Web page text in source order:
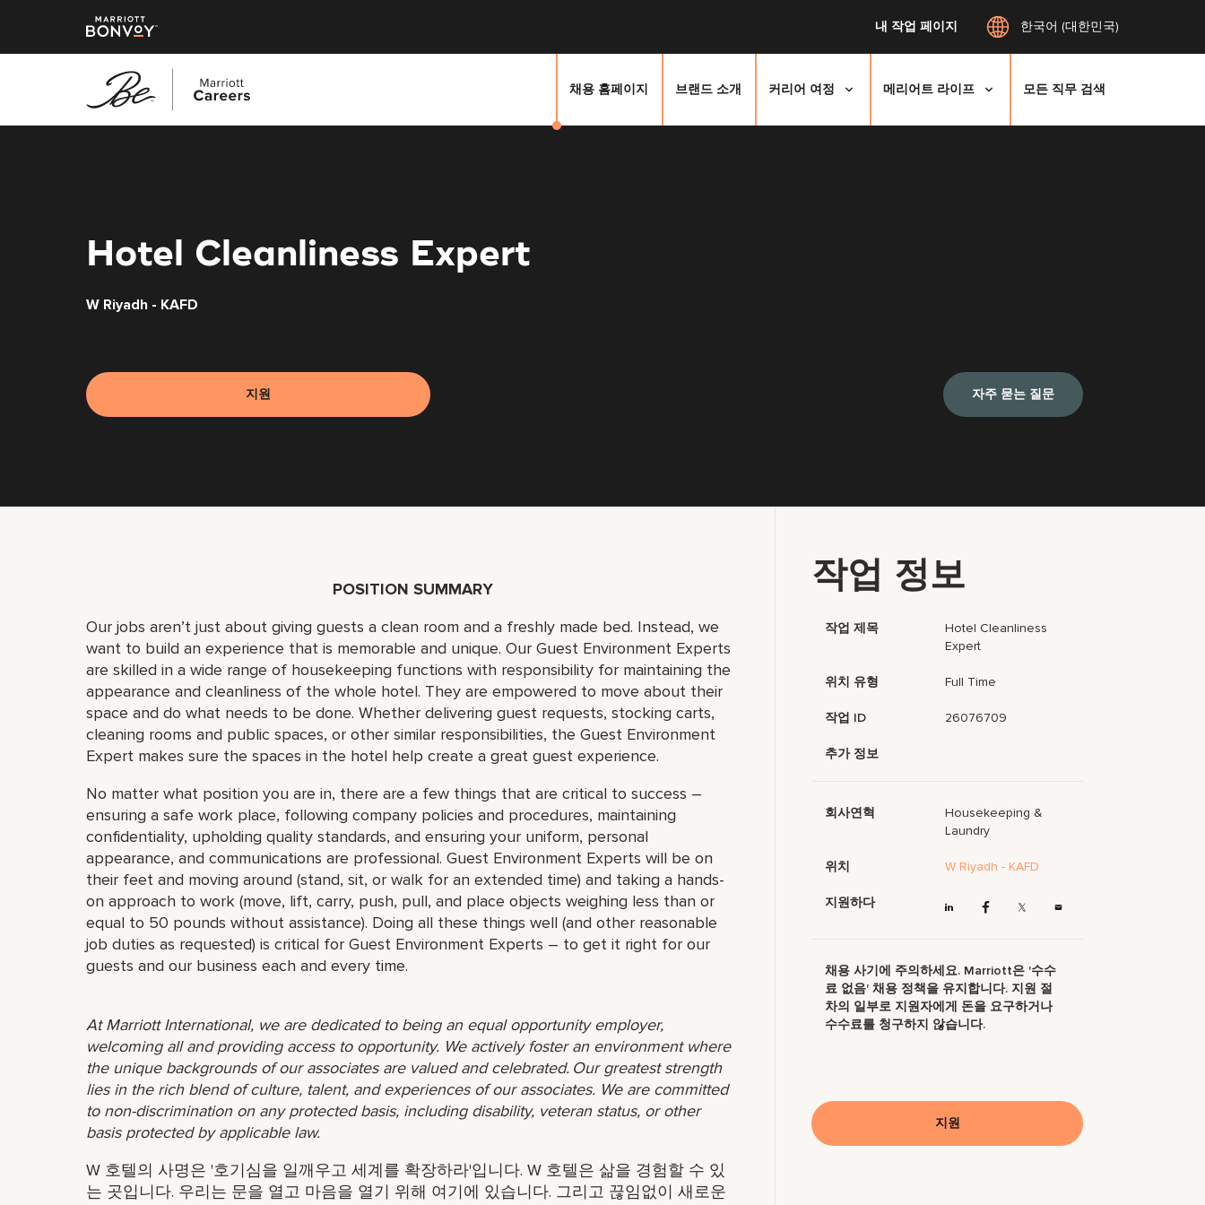
내 작업 페이지 한국어 (대한민국)
채용 홈페이지 브랜드 소개 커리어 여정 메리어트 라이프 모든 직무 검색
Hotel Cleanliness Expert
W Riyadh - KAFD
지원 자주 묻는 질문
POSITION SUMMARY
Our jobs aren’t just about giving guests a clean room and a freshly made bed. Instead, we
want to build an experience that is memorable and unique. Our Guest Environment Experts
are skilled in a wide range of housekeeping functions with responsibility for maintaining the
appearance and cleanliness of the whole hotel. They are empowered to move about their
space and do what needs to be done. Whether delivering guest requests, stocking carts,
cleaning rooms and public spaces, or other similar responsibilities, the Guest Environment
Expert makes sure the spaces in the hotel help create a great guest experience.
No matter what position you are in, there are a few things that are critical to success –
ensuring a safe work place, following company policies and procedures, maintaining
confidentiality, upholding quality standards, and ensuring your uniform, personal
appearance, and communications are professional. Guest Environment Experts will be on
their feet and moving around (stand, sit, or walk for an extended time) and taking a hands-
on approach to work (move, lift, carry, push, pull, and place objects weighing less than or
equal to 50 pounds without assistance). Doing all these things well (and other reasonable
job duties as requested) is critical for Guest Environment Experts – to get it right for our
guests and our business each and every time.
At Marriott International, we are dedicated to being an equal opportunity employer,
welcoming all and providing access to opportunity. We actively foster an environment where
the unique backgrounds of our associates are valued and celebrated. Our greatest strength
lies in the rich blend of culture, talent, and experiences of our associates. We are committed
to non-discrimination on any protected basis, including disability, veteran status, or other
basis protected by applicable law.
W 호텔의 사명은 '호기심을 일깨우고 세계를 확장하라'입니다. W 호텔은 삶을 경험할 수 있
는 곳입니다. 우리는 문을 열고 마음을 열기 위해 여기에 있습니다. 그리고 끊임없이 새로운
작업 정보
작업 제목
Hotel Cleanliness
Expert
위치 유형 Full Time
작업 ID 26076709
추가 정보
회사연혁
Housekeeping &
Laundry
위치 W Riyadh - KAFD
지원하다
채용 사기에 주의하세요. Marriott은 '수수
료 없음' 채용 정책을 유지합니다. 지원 절
차의 일부로 지원자에게 돈을 요구하거나
수수료를 청구하지 않습니다.
지원